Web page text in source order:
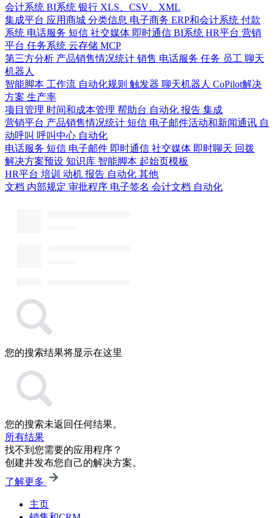
会计系统 BI系统 银行 XLS、CSV、XML
集成平台 应用商城 分类信息 电子商务 ERP和会计系统 付款
系统 电话服务 短信 社交媒体 即时通信 BI系统 HR平台 营销
平台 任务系统 云存储 MCP
第三方分析 产品销售情况统计 销售 电话服务 任务 员工 聊天
机器人
智能脚本 工作流 自动化规则 触发器 聊天机器人 CoPilot解决
方案 生产率
项目管理 时间和成本管理 帮助台 自动化 报告 集成
营销平台 产品销售情况统计 短信 电子邮件活动和新闻通讯 自
动呼叫 呼叫中心 自动化
电话服务 短信 电子邮件 即时通信 社交媒体 即时聊天 回拨
解决方案预设 知识库 智能脚本 起始页模板
HR平台 培训 动机 报告 自动化 其他
文档 内部规定 审批程序 电子签名 会计文档 自动化
您的搜索结果将显示在这里
您的搜索未返回任何结果。
所有结果
找不到您需要的应用程序？
创建并发布您自己的解决方案。
了解更多
主页